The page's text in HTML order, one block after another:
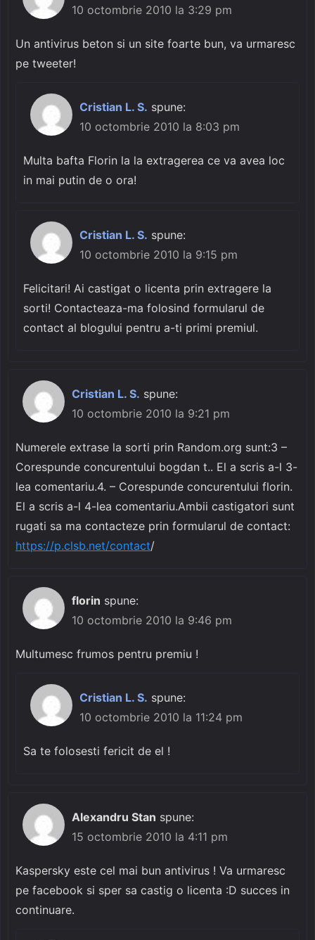
10 octombrie 2010 la 3:29 pm
Un antivirus beton si un site foarte bun, va urmaresc
pe tweeter!
Cristian L. S. spune:
10 octombrie 2010 la 8:03 pm
Multa bafta Florin la la extragerea ce va avea loc
in mai putin de o ora!
Cristian L. S. spune:
10 octombrie 2010 la 9:15 pm
Felicitari! Ai castigat o licenta prin extragere la
sorti! Contacteaza-ma folosind formularul de
contact al blogului pentru a-ti primi premiul.
Cristian L. S. spune:
10 octombrie 2010 la 9:21 pm
Numerele extrase la sorti prin Random.org sunt:3 –
Corespunde concurentului bogdan t.. El a scris a-l 3-
lea comentariu.4. – Corespunde concurentului florin.
El a scris a-l 4-lea comentariu.Ambii castigatori sunt
rugati sa ma contacteze prin formularul de contact:
https://p.clsb.net/contact/
florin spune:
10 octombrie 2010 la 9:46 pm
Multumesc frumos pentru premiu !
Cristian L. S. spune:
10 octombrie 2010 la 11:24 pm
Sa te folosesti fericit de el !
Alexandru Stan spune:
15 octombrie 2010 la 4:11 pm
Kaspersky este cel mai bun antivirus ! Va urmaresc
pe facebook si sper sa castig o licenta :D succes in
continuare.